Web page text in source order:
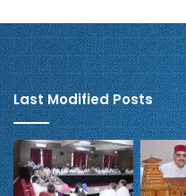
Last Modified Posts